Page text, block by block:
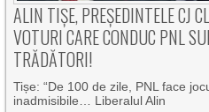
ALIN TIȘE, PREȘEDINTELE CJ
VOTURI CARE CONDUC PNL
TRĂDĂTORI!
Tișe: “De 100 de zile, PNL face
inadmisibile… Liberalul Alin